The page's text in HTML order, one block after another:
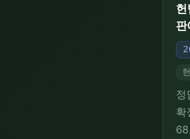
판
정
확